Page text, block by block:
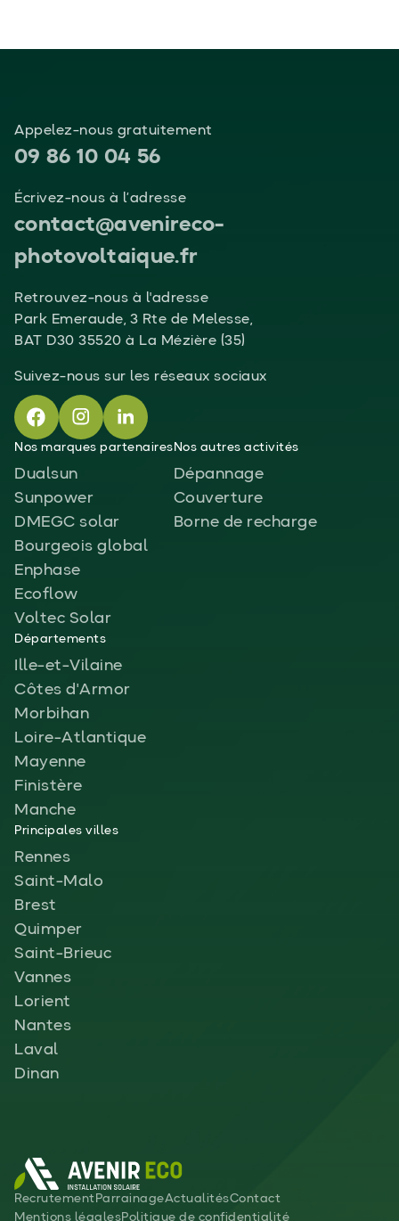
Appelez-nous gratuitement
09 86 10 04 56
Écrivez-nous à l’adresse
contact@avenireco-
photovoltaique.fr
Retrouvez-nous à l'adresse
Park Emeraude, 3 Rte de Melesse,
BAT D30 35520 à La Mézière (35)
Suivez-nous sur les réseaux sociaux
Nos marques partenaires
Dualsun
Sunpower
DMEGC solar
Bourgeois global
Enphase
Ecoflow
Voltec Solar
Nos autres activités
Dépannage
Couverture
Borne de recharge
Départements
Ille-et-Vilaine
Côtes d'Armor
Morbihan
Loire-Atlantique
Mayenne
Finistère
Manche
Principales villes
Rennes
Saint-Malo
Brest
Quimper
Saint-Brieuc
Vannes
Lorient
Nantes
Laval
Dinan
Recrutement ParrainageActualitésContact
Mentions légalesPolitique de confidentialité